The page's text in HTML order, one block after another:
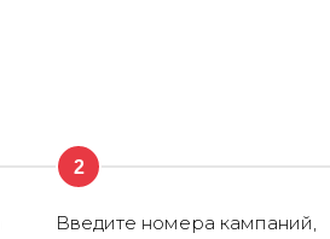
2
Введите номера кампаний,